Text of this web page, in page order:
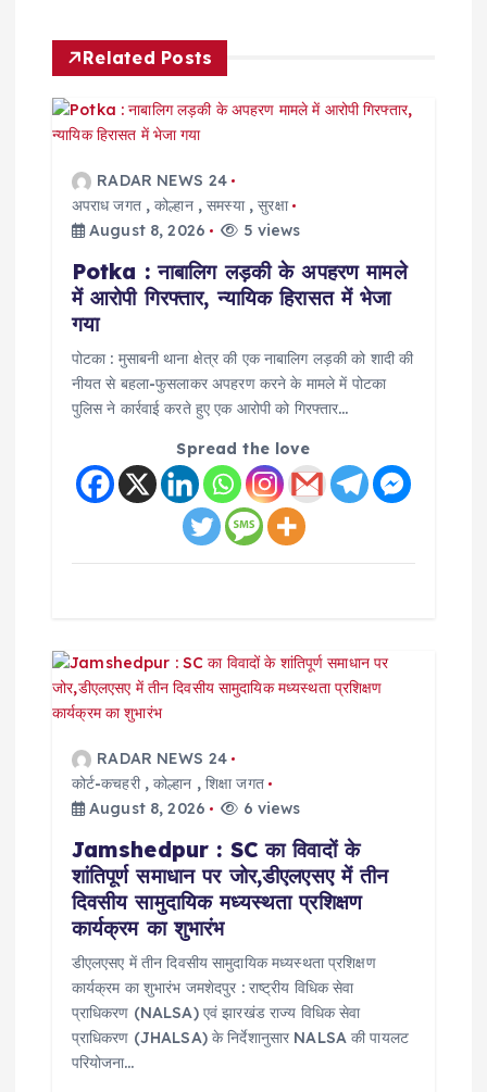
a
v
Related Posts
RADAR NEWS 24
अपराध जगत,कोल्हान,समस्या,सुरक्षा
August 8, 2026
5 views
Potka : नाबालिग लड़की के अपहरण मामले
में आरोपी गिरफ्तार, न्यायिक हिरासत में भेजा
गया
पोटका : मुसाबनी थाना क्षेत्र की एक नाबालिग लड़की को शादी की
नीयत से बहला-फुसलाकर अपहरण करने के मामले में पोटका
पुलिस ने कार्रवाई करते हुए एक आरोपी को गिरफ्तार…
Spread the love
RADAR NEWS 24
कोर्ट-कचहरी,कोल्हान ,शिक्षा जगत
August 8, 2026
6 views
Jamshedpur : SC का विवादों के
शांतिपूर्ण समाधान पर जोर,डीएलएसए में तीन
दिवसीय सामुदायिक मध्यस्थता प्रशिक्षण
कार्यक्रम का शुभारंभ
डीएलएसए में तीन दिवसीय सामुदायिक मध्यस्थता प्रशिक्षण
कार्यक्रम का शुभारंभ जमशेदपुर : राष्ट्रीय विधिक सेवा
प्राधिकरण (NALSA) एवं झारखंड राज्य विधिक सेवा
प्राधिकरण (JHALSA) के निर्देशानुसार NALSA की पायलट
परियोजना…